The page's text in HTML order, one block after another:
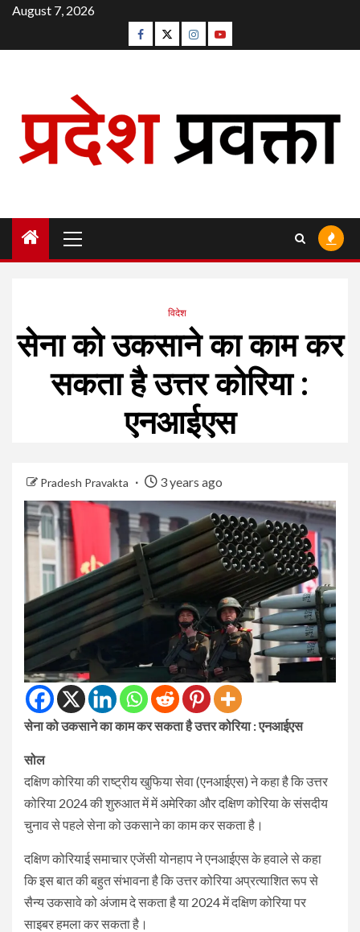
Skip
content
August 7, 2026
Facebook
TwitterInstagram
Youtube
Menu
विदेश
सेना को उकसाने का काम कर
सकता है उत्तर कोरिया :
एनआईएस
Pradesh Pravakta 3 years ago
सेना को उकसाने का काम कर सकता है उत्तर कोरिया : एनआईएस
सोल
दक्षिण कोरिया की राष्ट्रीय खुफिया सेवा (एनआईएस) ने कहा है कि उत्तर
कोरिया 2024 की शुरुआत में में अमेरिका और दक्षिण कोरिया के संसदीय
चुनाव से पहले सेना को उकसाने का काम कर सकता है।
दक्षिण कोरियाई समाचार एजेंसी योनहाप ने एनआईएस के हवाले से कहा
कि इस बात की बहुत संभावना है कि उत्तर कोरिया अप्रत्याशित रूप से
सैन्य उकसावे को अंजाम दे सकता है या 2024 में दक्षिण कोरिया पर
साइबर हमला कर सकता है।